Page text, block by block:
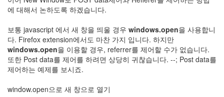
에 대해서 논하도록 하겠습니다.
보통 javascript 에서 새 창을 띄울 경우 windows.open을 사용합니
다. Firefox extension에서도 마찬 가지 입니다. 하지만
windows.open을 이용할 경우, referrer를 제어할 수가 없습니다.
또한 Post data를 제어를 하려면 상당히 귀찮습니다. --; Post data를
제어하는 예제를 보시죠.
window.open으로 새 창으로 열기
57
23
Tip
&
Trick
18
3